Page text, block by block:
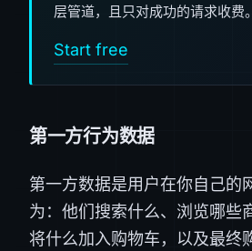
层管道，且只对成功的请求收费。
Start free
第一方行为数据
第一方数据是用户在你自己的
为：他们搜索什么、浏览哪些
将什么加入购物车，以及最终